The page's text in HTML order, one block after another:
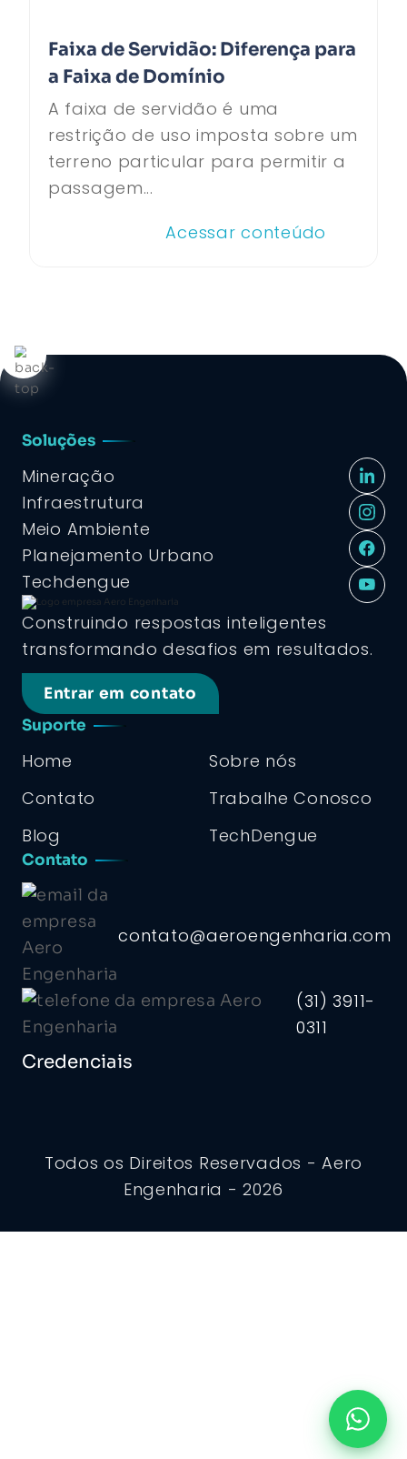
Faixa de Servidão: Diferença para
a Faixa de Domínio
A faixa de servidão é uma
restrição de uso imposta sobre um
terreno particular para permitir a
passagem...
Acessar conteúdo
Construindo respostas inteligentes
transformando desafios em resultados.
Entrar em contato
Suporte
Home
Sobre nós
Contato
Trabalhe Conosco
Blog
TechDengue
Contato
contato@aeroengenharia.com
(31) 3911-
0311
Credenciais
Soluções
Mineração
Infraestrutura
Meio Ambiente
Planejamento Urbano
Techdengue
Todos os Direitos Reservados - Aero
Engenharia - 2026